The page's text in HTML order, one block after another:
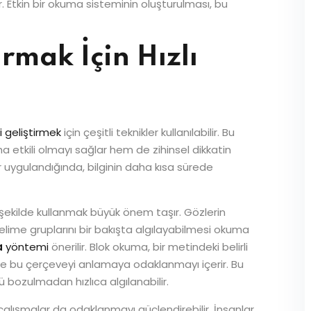
bir okuma sisteminin oluşturulması, bu
İçin Hızlı
geliştirmekiçin çeşitli teknikler kullanılabilir. Bu
etkili olmayı sağlar hem de zihinsel dikkatin
uygulandığında, bilginin daha kısa sürede
kullanmak büyük önem taşır. Gözlerin
gruplarını bir bakışta algılayabilmesi okuma
yöntemiönerilir. Blok okuma, bir metindeki belirli
bu çerçeveyi anlamaya odaklanmayı içerir. Bu
hızlıca algılanabilir.